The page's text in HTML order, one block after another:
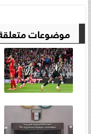
موضوعات